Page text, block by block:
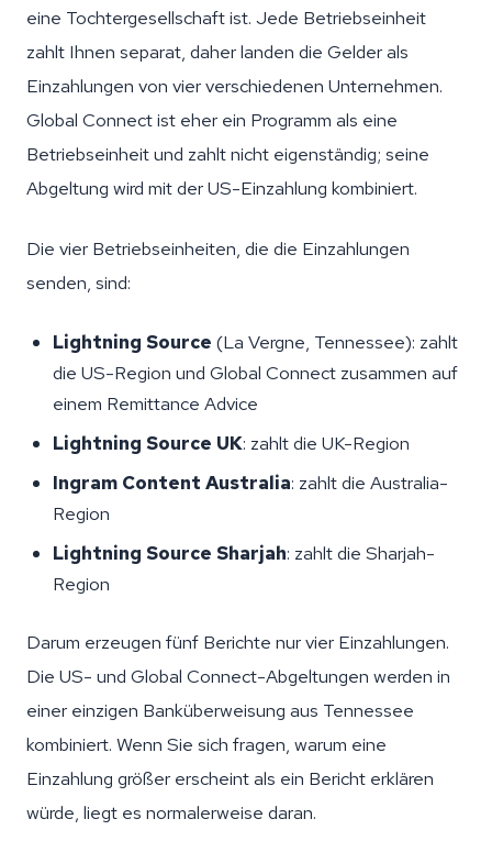
eine Tochtergesellschaft ist. Jede Betriebseinheit
zahlt Ihnen separat, daher landen die Gelder als
Einzahlungen von vier verschiedenen Unternehmen.
Global Connect ist eher ein Programm als eine
Betriebseinheit und zahlt nicht eigenständig; seine
Abgeltung wird mit der US-Einzahlung kombiniert.
Die vier Betriebseinheiten, die die Einzahlungen
senden, sind:
Lightning Source (La Vergne, Tennessee): zahlt
die US-Region und Global Connect zusammen auf
einem Remittance Advice
Lightning Source UK: zahlt die UK-Region
Ingram Content Australia: zahlt die Australia-
Region
Lightning Source Sharjah: zahlt die Sharjah-
Region
Darum erzeugen fünf Berichte nur vier Einzahlungen.
Die US- und Global Connect-Abgeltungen werden in
einer einzigen Banküberweisung aus Tennessee
kombiniert. Wenn Sie sich fragen, warum eine
Einzahlung größer erscheint als ein Bericht erklären
würde, liegt es normalerweise daran.